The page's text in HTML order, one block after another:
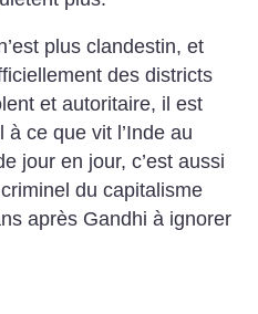
plus clandestin, et
des districts
et autoritaire, il est
ce que vit l’Inde au
jour en jour, c’est aussi
du capitalisme
après Gandhi à ignorer